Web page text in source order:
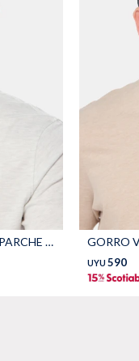
GORRO VISERA DE LONA CON PARCHE - Negro GORRO
UYU 590